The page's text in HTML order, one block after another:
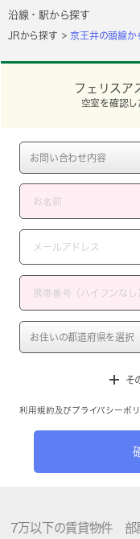
沿線・駅から探す
JRから探す 京王井の頭線か
フェリスア
空室を確認
そ
利用規約 及び プライバシーポ
7万以下の賃貸物件 部